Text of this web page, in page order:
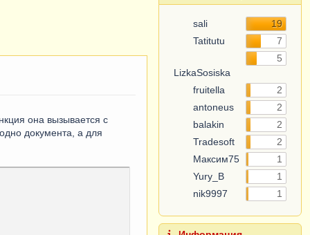
она вызывается с
документа, а для
sali
19
Tatitutu
7
LizkaSosiska
5
fruitella
2
antoneus
2
balakin
2
Tradesoft
2
Максим75
1
Yury_B
1
nik9997
1